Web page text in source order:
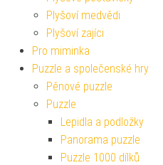
Plyšoví medvědi
Plyšoví zajíci
Pro miminka
Puzzle a společenské hry
Pěnové puzzle
Puzzle
Lepidla a podložky
Panorama puzzle
Puzzle 1000 dílků